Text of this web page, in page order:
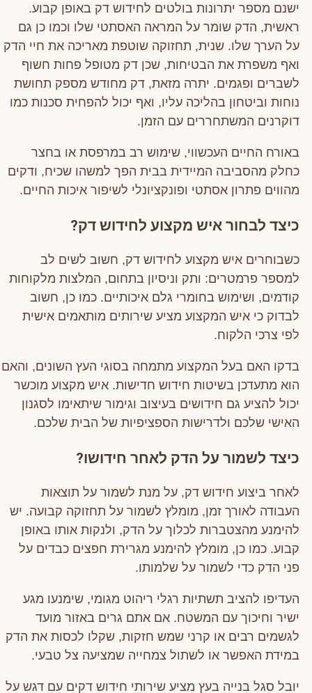
ישנם מספר יתרונות בולטים לחידוש דק באופן קבוע.
ראשית, הדק שומר על המראה האסתטי שלו וכמו כן גם
על הערך שלו. שנית, תחזוקה שוטפת מאריכה את חיי הדק
ואף משפרת את הבטיחות, שכן דק מטופל פחות חשוף
לשברים ופגמים. יתרה מזאת, דק מחודש מספק תחושת
נוחות וביטחון בהליכה עליו, ואף יכול להפחית סכנות כמו
דוקרנים המשתחררים עם הזמן.
באורח החיים העכשווי, שימוש רב במרפסת או בחצר
כחלק מהסביבה המיידית בבית הפך למשהו שכיח, ודקים
מהווים פתרון אסתטי ופונקציונלי לשיפור איכות החיים.
כיצד לבחור איש מקצוע לחידוש דק?
כשבוחרים איש מקצוע לחידוש דק, חשוב לשים לב
למספר פרמטרים: ותק וניסיון בתחום, המלצות מלקוחות
קודמים, ושימוש בחומרי גלם איכותיים. כמו כן, חשוב
לבדוק כי איש המקצוע מציע שירותים מותאמים אישית
לפי צרכי הלקוח.
בדקו האם בעל המקצוע מתמחה בסוגי העץ השונים, והאם
הוא מתעדכן בשיטות חידוש חדישות. איש מקצוע מוכשר
יכול להציע גם חידושים בעיצוב וגימור שיתאימו לסגנון
האישי שלכם ולדרישות הספציפיות של הבית שלכם.
כיצד לשמור על הדק לאחר חידושו?
לאחר ביצוע חידוש דק, על מנת לשמור על תוצאות
העבודה לאורך זמן, מומלץ לשמור על תחזוקה קבועה. יש
להימנע מהצטברות לכלוך על הדק, ולנקות אותו באופן
קבוע. כמו כן, מומלץ להימנע מגרירת חפצים כבדים על
פני הדק כדי לשמור על שלמותו.
העדיפו להציב תשתיות רגלי ריהוט מגומי, שימנעו מגע
ישיר וחיכוך עם המשטח. אם אתם גרים באזור מועד
לגשמים רבים או קרני שמש חזקות, שקלו לכסות את הדק
במידת האפשר או לשתול צמחייה שמציעה צל טבעי.
יובל סגל בנייה בעץ מציע שירותי חידוש דקים עם דגש על